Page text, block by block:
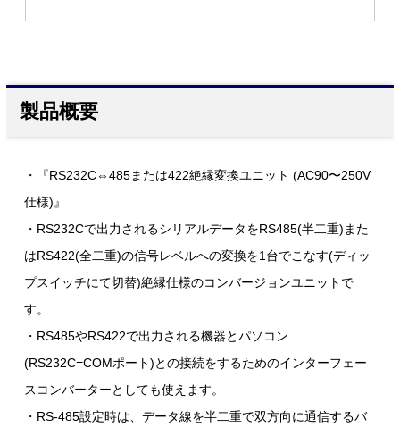
製品概要
・『RS232C⇔485または422絶縁変換ユニット (AC90〜250V
仕様)』
・RS232Cで出力されるシリアルデータをRS485(半二重)また
はRS422(全二重)の信号レベルへの変換を1台でこなす(ディッ
プスイッチにて切替)絶縁仕様のコンバージョンユニットで
す。
・RS485やRS422で出力される機器とパソコン
(RS232C=COMポート)との接続をするためのインターフェー
スコンバーターとしても使えます。
・RS-485設定時は、データ線を半二重で双方向に通信するバ